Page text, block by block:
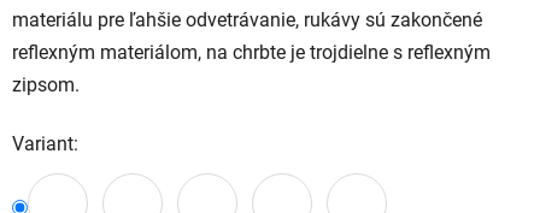
materiálu pre ľahšie odvetrávanie, rukávy sú zakončené
reflexným materiálom, na chrbte je trojdielne s reflexným
zipsom.
Variant: